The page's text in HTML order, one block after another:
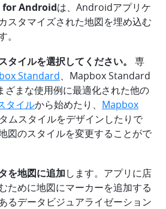
for Androidは、Androidアプリケ
スタマイズされた地図を埋め込む
タイルを選択してください。
専
Standard、Mapbox Standard
まな使用例に最適化された他の
タイルから始めたり、 Mapbox
ムスタイルをデザインしたりで
図のスタイルを変更することがで
を地図に追加します。アプリに店
ために地図にマーカーを追加する
るデータビジュアライゼーション